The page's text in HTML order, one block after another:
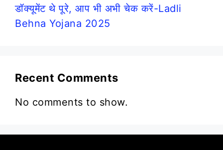
डॉक्यूमेंट थे पूरे, आप भी अभी चेक करें-Ladli
Behna Yojana 2025
Recent Comments
No comments to show.